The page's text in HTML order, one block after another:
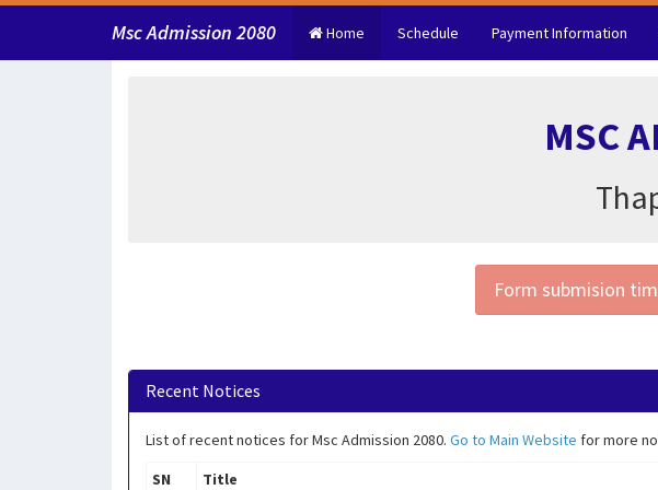
Msc Admission 2080 Home Schedule Payment Information
MSC
Form submision
Recent Notices
List of recent notices for Msc Admission 2080. Go to Main Website for more
SN
Title